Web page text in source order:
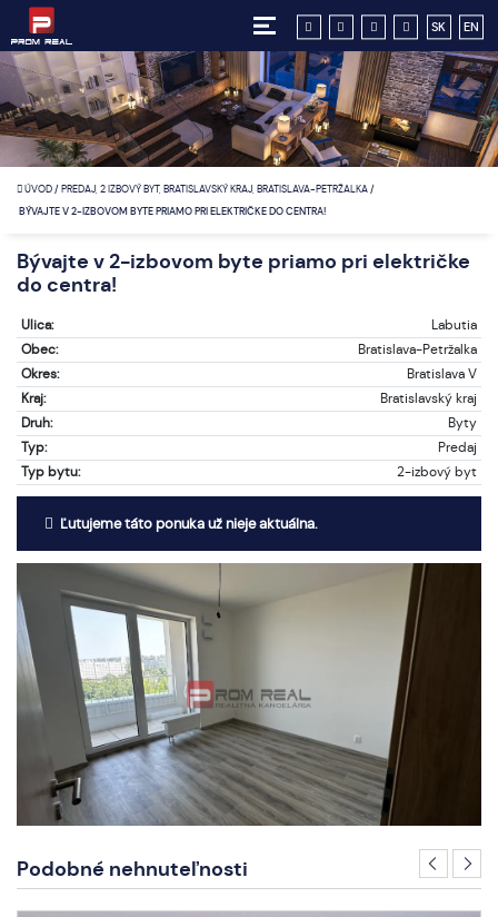
SK EN
ÚVOD/PREDAJ, 2 IZBOVÝ BYT, BRATISLAVSKÝ KRAJ, BRATISLAVA-PETRŽALKA/
BÝVAJTE V 2-IZBOVOM BYTE PRIAMO PRI ELEKTRIČKE DO CENTRA!
Bývajte v 2-izbovom byte priamo pri električke
do centra!
Ulica:
Labutia
Obec:
Bratislava-Petržalka
Okres:
Bratislava V
Kraj:
Bratislavský kraj
Druh:
Byty
Typ:
Predaj
Typ bytu:
2-izbový byt
Ľutujeme táto ponuka už nieje aktuálna.
Podobné nehnuteľnosti